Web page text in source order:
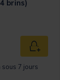
brins)
sous 7 jours